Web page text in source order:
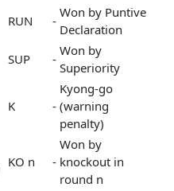
RUN -
Won by Puntive
Declaration
SUP -
Won by
Superiority
K -
Kyong-go
(warning
penalty)
KO n -
Won by
knockout in
round n